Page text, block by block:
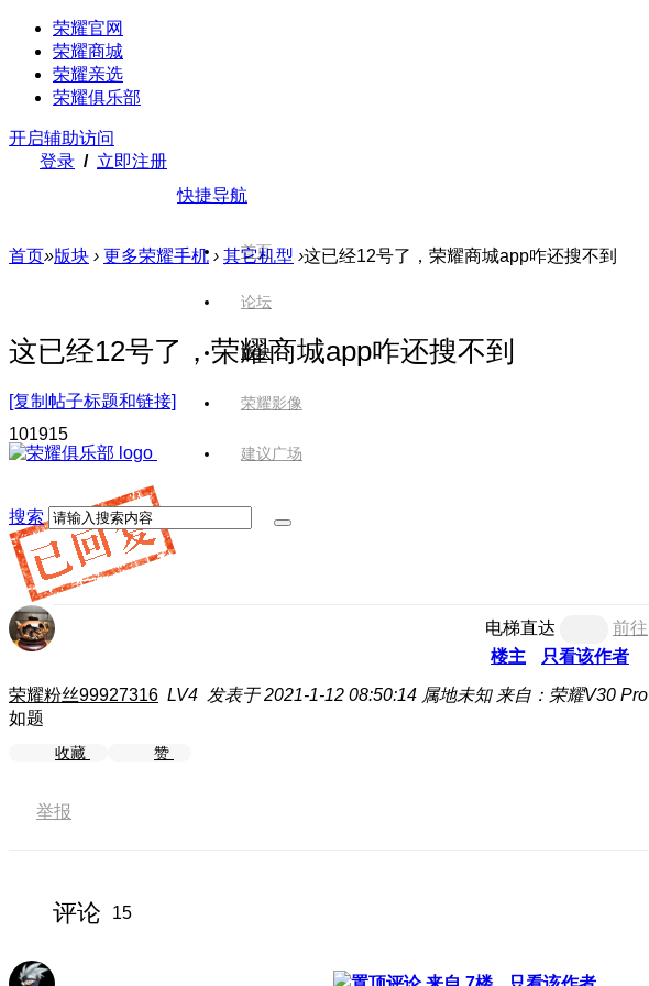
荣耀官网
荣耀商城
荣耀亲选
荣耀俱乐部
开启辅助访问
登录 / 立即注册
快捷导航
首页
论坛
版块
荣耀影像
建议广场
搜索
首页»版块 › 更多荣耀手机 › 其它机型 ›这已经12号了，荣耀商城app咋还搜不到
这已经12号了，荣耀商城app咋还搜不到
[复制帖子标题和链接]
101915
电梯直达
前往
楼主
只看该作者
荣耀粉丝99927316 LV4 发表于 2021-1-12 08:50:14 属地未知 来自：荣耀V30 Pro
如题
收藏 赞
举报
评论 15